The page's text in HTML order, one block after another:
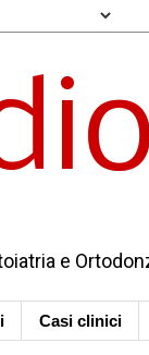
e
Casi clinici